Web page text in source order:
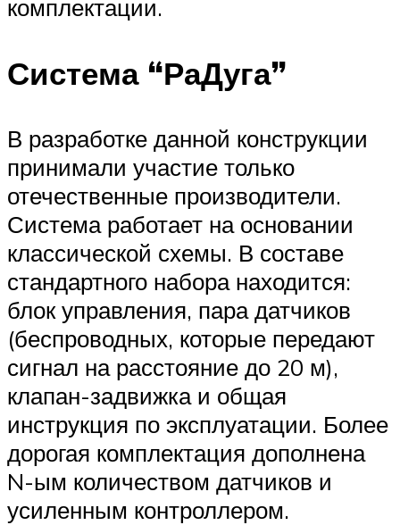
комплектации.
Система “РаДуга”
В разработке данной конструкции
принимали участие только
отечественные производители.
Система работает на основании
классической схемы. В составе
стандартного набора находится:
блок управления, пара датчиков
(беспроводных, которые передают
сигнал на расстояние до 20 м),
клапан-задвижка и общая
инструкция по эксплуатации. Более
дорогая комплектация дополнена
N-ым количеством датчиков и
усиленным контроллером.